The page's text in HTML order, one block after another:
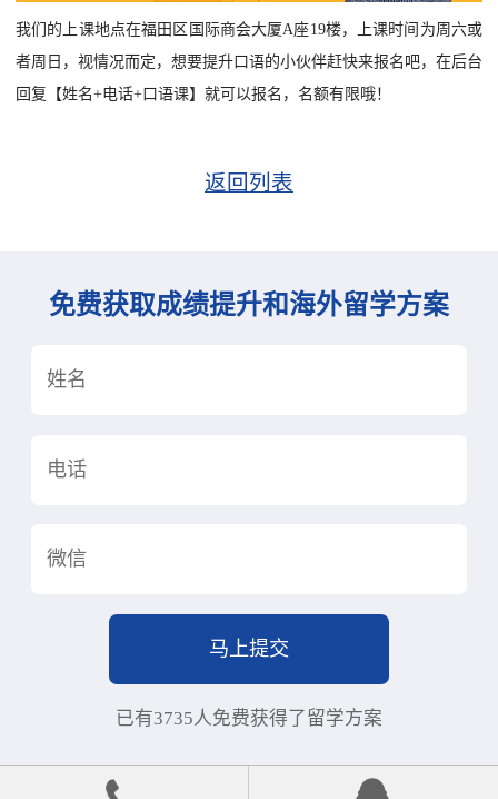
我们的上课地点在福田区国际商会大厦A座19楼，上课时间为周六或
者周日，视情况而定，想要提升口语的小伙伴赶快来报名吧，在后台
回复【姓名+电话+口语课】就可以报名，名额有限哦！
返回列表
免费获取成绩提升和海外留学方案
已有3735人免费获得了留学方案